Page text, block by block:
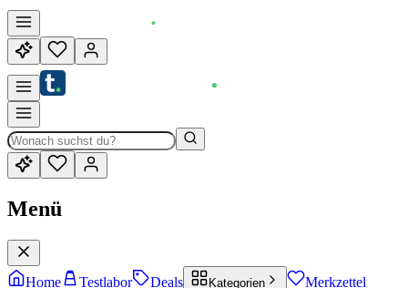
Menü
Home Testlabor Deals Kategorien Merkzettel